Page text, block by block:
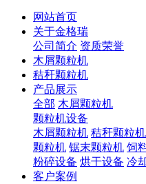
网站首页
关于金格瑞
公司简介 资质荣誉
木屑颗粒机
秸秆颗粒机
产品展示
全部 木屑颗粒机
颗粒机设备
木屑颗粒机 秸秆颗粒机
颗粒机 锯末颗粒机 饲
粉碎设备 烘干设备 冷
客户案例